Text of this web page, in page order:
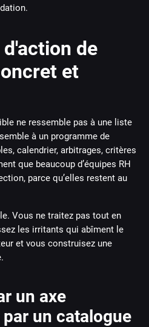
de
et
ne ressemble pas à une liste
à un programme de
calendrier, arbitrages, critères
que beaucoup d’équipes RH
parce qu’elles restent au
Vous ne traitez pas tout en
les irritants qui abîment le
et vous construisez une
un axe
un catalogue